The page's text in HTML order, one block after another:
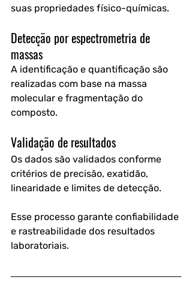
suas propriedades físico-químicas.
Detecção por espectrometria de
massas
A identificação e quantificação são
realizadas com base na massa
molecular e fragmentação do
composto.
Validação de resultados
Os dados são validados conforme
critérios de precisão, exatidão,
linearidade e limites de detecção.
Esse processo garante confiabilidade
e rastreabilidade dos resultados
laboratoriais.